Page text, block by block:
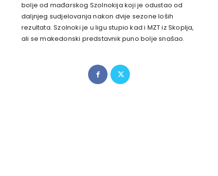
bolje od mađarskog Szolnokija koji je odustao od
daljnjeg sudjelovanja nakon dvije sezone loših
rezultata. Szolnoki je u ligu stupio kad i MZT iz Skoplja,
ali se makedonski predstavnik puno bolje snašao.